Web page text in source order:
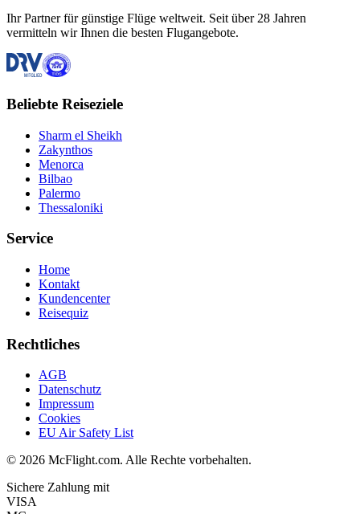
Ihr Partner für günstige Flüge weltweit. Seit über 28 Jahren
vermitteln wir Ihnen die besten Flugangebote.
Beliebte Reiseziele
Sharm el Sheikh
Zakynthos
Menorca
Bilbao
Palermo
Thessaloniki
Service
Home
Kontakt
Kundencenter
Reisequiz
Rechtliches
AGB
Datenschutz
Impressum
Cookies
EU Air Safety List
© 2026 McFlight.com. Alle Rechte vorbehalten.
Sichere Zahlung mit
VISA